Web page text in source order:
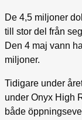
De 4,5 miljoner
till stor del från
Den 4 maj vann
miljoner.
Tidigare under
under Onyx High
både